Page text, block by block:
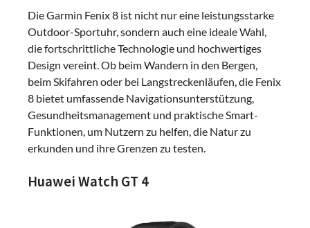
Die Garmin Fenix 8 ist nicht nur eine leistungsstarke
Outdoor-Sportuhr, sondern auch eine ideale Wahl,
die fortschrittliche Technologie und hochwertiges
Design vereint. Ob beim Wandern in den Bergen,
beim Skifahren oder bei Langstreckenläufen, die Fenix
8 bietet umfassende Navigationsunterstützung,
Gesundheitsmanagement und praktische Smart-
Funktionen, um Nutzern zu helfen, die Natur zu
erkunden und ihre Grenzen zu testen.
Huawei Watch GT 4